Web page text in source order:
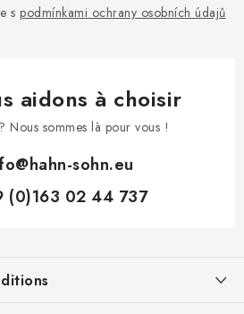
s podmínkami ochrany osobních údajů
aidons à choisir
Nous sommes là pour vous !
@hahn-sohn.eu
(0)163 02 44 737